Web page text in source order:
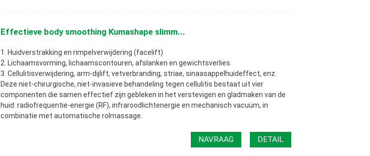
Effectieve body smoothing Kumashape slimm...
1. Huidverstrakking en rimpelverwijdering (facelift)
2. Lichaamsvorming, lichaamscontouren, afslanken en gewichtsverlies
3. Cellulitisverwijdering, arm-dijlift, vetverbranding, striae, sinaasappelhuideffect, enz.
Deze niet-chirurgische, niet-invasieve behandeling tegen cellulitis bestaat uit vier
componenten die samen effectief zijn gebleken in het verstevigen en gladmaken van de
huid: radiofrequentie-energie (RF), infraroodlichtenergie en mechanisch vacuüm, in
combinatie met automatische rolmassage.
NAVRAAG DETAIL